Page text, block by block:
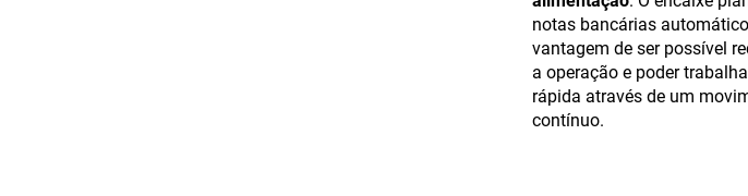
notas bancárias automático
vantagem de ser possível
a operação e poder
rápida através de um
contínuo.